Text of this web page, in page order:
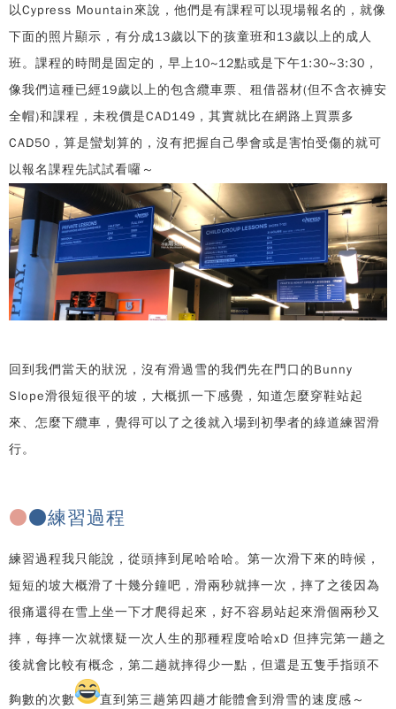
以Cypress Mountain來說，他們是有課程可以現場報名的，就像
下面的照片顯示，有分成13歲以下的孩童班和13歲以上的成人
班。課程的時間是固定的，早上10~12點或是下午1:30~3:30，
像我們這種已經19歲以上的包含纜車票、租借器材(但不含衣褲安
全帽)和課程，未稅價是CAD149，其實就比在網路上買票多
CAD50，算是蠻划算的，沒有把握自己學會或是害怕受傷的就可
以報名課程先試試看囉～
回到我們當天的狀況，沒有滑過雪的我們先在門口的Bunny
Slope滑很短很平的坡，大概抓一下感覺，知道怎麼穿鞋站起
來、怎麼下纜車，覺得可以了之後就入場到初學者的綠道練習滑
行。
●●練習過程
練習過程我只能說，從頭摔到尾哈哈哈。第一次滑下來的時候，
短短的坡大概滑了十幾分鐘吧，滑兩秒就摔一次，摔了之後因為
很痛還得在雪上坐一下才爬得起來，好不容易站起來滑個兩秒又
摔，每摔一次就懷疑一次人生的那種程度哈哈xD 但摔完第一趟之
後就會比較有概念，第二趟就摔得少一點，但還是五隻手指頭不
夠數的次數 直到第三趟第四趟才能體會到滑雪的速度感～